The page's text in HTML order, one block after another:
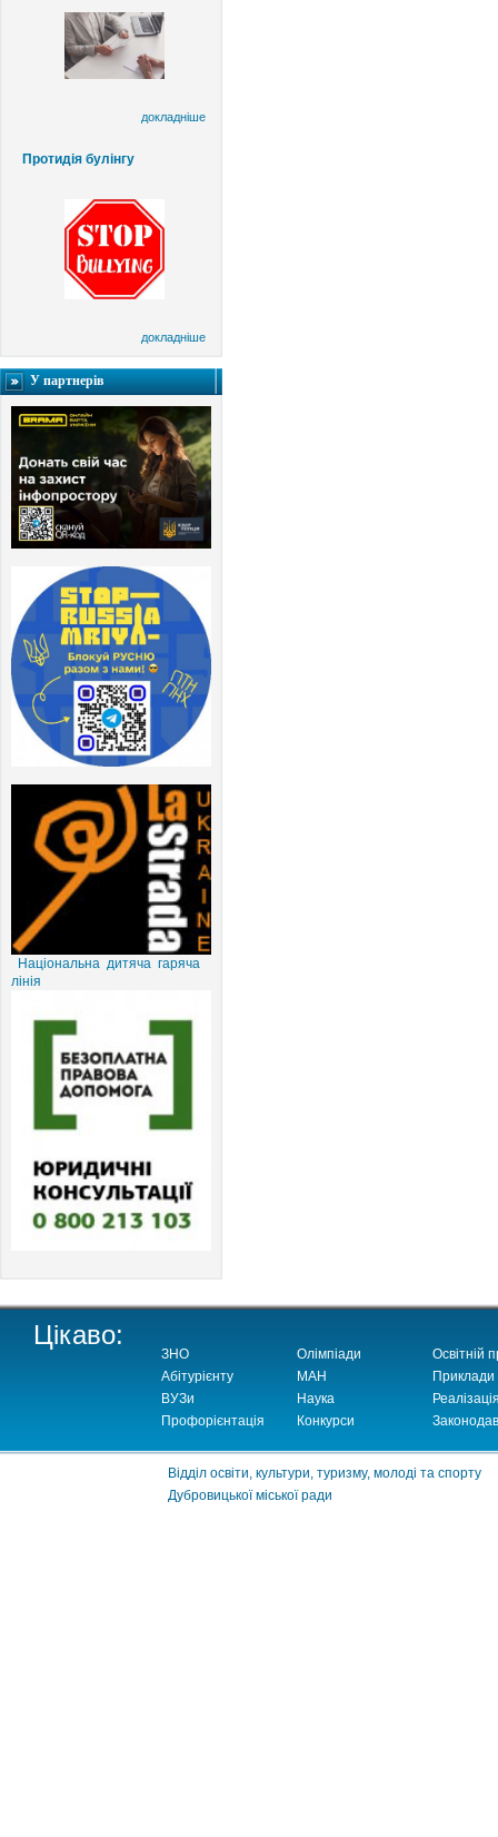
докладніше
Протидія булінгу
докладніше
У партнерів
Національна дитяча гаряча
лінія
Цікаво:
ЗНО
Абітурієнту
ВУЗи
Профорієнтація
Олімпіади
МАН
Наука
Конкурси
Освітній
Приклади
Відділ освіти, культури, туризму, молоді та спорту
Дубровицької міської ради